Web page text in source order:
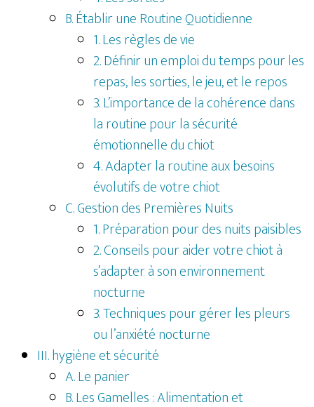
B. Établir une Routine Quotidienne
1. Les règles de vie
2. Définir un emploi du temps pour les
repas, les sorties, le jeu, et le repos
3. L’importance de la cohérence dans
la routine pour la sécurité
émotionnelle du chiot
4. Adapter la routine aux besoins
évolutifs de votre chiot
C. Gestion des Premières Nuits
1. Préparation pour des nuits paisibles
2. Conseils pour aider votre chiot à
s’adapter à son environnement
nocturne
3. Techniques pour gérer les pleurs
ou l’anxiété nocturne
III. hygiène et sécurité
A. Le panier
B. Les Gamelles : Alimentation et